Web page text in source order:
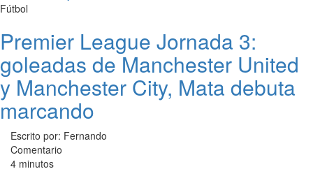
Fútbol
Premier League Jornada 3:
goleadas de Manchester United
y Manchester City, Mata debuta
marcando
Escrito por: Fernando
Comentario
4 minutos